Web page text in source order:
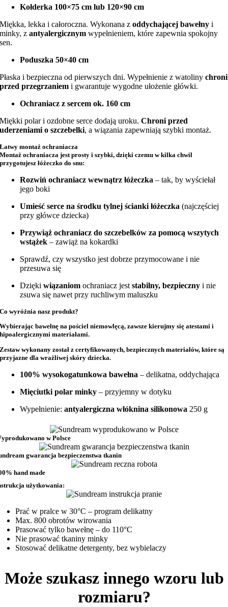
Kołderka 100×75 cm lub 120×90 cm
Miękka, lekka i całoroczna. Wykonana zoddychającej bawełny i
minky, zantyalergicznym wypełnieniem, które zapewnia spokojny
sen.
Poduszka 50×40 cm
Płaska i bezpieczna od pierwszych dni. Wypełnienie z watolinychroni
przed przegrzaniem i gwarantuje wygodne ułożenie główki.
Ochraniacz z sercem ok. 160 cm
Miękki polar i ozdobne serce dodają uroku.Chroni przed
uderzeniami o szczebelki, a wiązania zapewniają szybki montaż.
Łatwy montaż ochraniacza
Montaż ochraniacza jest prosty i szybki, dzięki czemu w kilka chwil
przygotujesz łóżeczko do snu:
Rozwiń ochraniacz wewnątrz łóżeczka – tak, by wyściełał
jego boki
Umieść serce na środku tylnej ścianki łóżeczka (najczęściej
przy główce dziecka)
Przywiąż ochraniacz do szczebelków za pomocą wszytych
wstążek – zawiąż na kokardki
Sprawdź, czy wszystko jest dobrze przymocowane i nie
przesuwa się
Dziękiwiązaniom ochraniacz jeststabilny, bezpieczny i nie
zsuwa się nawet przy ruchliwym maluszku
Co wyróżnia nasz produkt?
Wybierając bawełnę napościel niemowlęcą, zawsze kierujmy się atestami i
hipoalergicznymi materiałami.
Zestaw wykonany został zcertyfikowanych, bezpiecznych materiałów, które są
przyjazne dla wrażliwej skóry dziecka.
100% wysokogatunkowa bawełna – delikatna, oddychająca
Mięciutki polar minky – przyjemny w dotyku
Wypełnienie:antyalergiczna włóknina silikonowa 250 g
w Polsce
gwarancja bezpieczenstwa tkanin
hand made
użytkowania:
Prać w pralce w 30°C – program delikatny
Max. 800 obrotów wirowania
Prasować tylko bawełnę – do 110°C
Nie prasować tkaniny minky
Stosować delikatne detergenty, bez wybielaczy
Może szukasz innego wzoru lub
rozmiaru?